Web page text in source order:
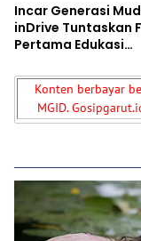
Tangan
Incar Generasi
inDrive Tuntaskan
Pertama Edukasi
di Jabar
Konten berbayar
MGID.